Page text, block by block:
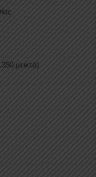
μεικτά)